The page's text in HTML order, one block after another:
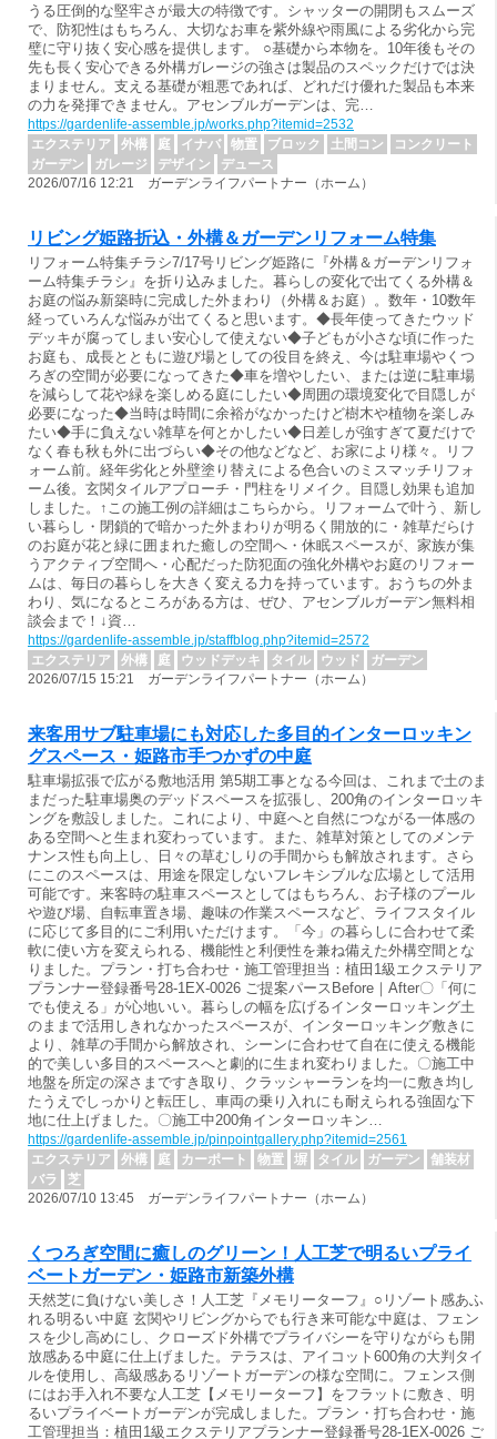
うる圧倒的な堅牢さが最大の特徴です。シャッターの開閉もスムーズ
で、防犯性はもちろん、大切なお車を紫外線や雨風による劣化から完
璧に守り抜く安心感を提供します。 ○基礎から本物を。10年後もその
先も長く安心できる外構ガレージの強さは製品のスペックだけでは決
まりません。支える基礎が粗悪であれば、どれだけ優れた製品も本来
の力を発揮できません。アセンブルガーデンは、完…
https://gardenlife-assemble.jp/works.php?itemid=2532
エクステリア
外構 庭 イナバ 物置 ブロック 土間コン
コンクリート
ガーデン
ガレージ デザイン
デュース
2026/07/16 12:21 ガーデンライフパートナー（ホーム）
リビング姫路折込・外構＆ガーデンリフォーム特集
リフォーム特集チラシ7/17号リビング姫路に『外構＆ガーデンリフォ
ーム特集チラシ』を折り込みました。暮らしの変化で出てくる外構＆
お庭の悩み新築時に完成した外まわり（外構＆お庭）。数年・10数年
経っていろんな悩みが出てくると思います。◆長年使ってきたウッド
デッキが腐ってしまい安心して使えない◆子どもが小さな頃に作った
お庭も、成長とともに遊び場としての役目を終え、今は駐車場やくつ
ろぎの空間が必要になってきた◆車を増やしたい、または逆に駐車場
を減らして花や緑を楽しめる庭にしたい◆周囲の環境変化で目隠しが
必要になった◆当時は時間に余裕がなかったけど樹木や植物を楽しみ
たい◆手に負えない雑草を何とかしたい◆日差しが強すぎて夏だけで
なく春も秋も外に出づらい◆その他などなど、お家により様々。リフ
ォーム前。経年劣化と外壁塗り替えによる色合いのミスマッチリフォ
ーム後。玄関タイルアプローチ・門柱をリメイク。目隠し効果も追加
しました。↑この施工例の詳細はこちらから。リフォームで叶う、新し
い暮らし・閉鎖的で暗かった外まわりが明るく開放的に・雑草だらけ
のお庭が花と緑に囲まれた癒しの空間へ・休眠スペースが、家族が集
うアクティブ空間へ・心配だった防犯面の強化外構やお庭のリフォー
ムは、毎日の暮らしを大きく変える力を持っています。おうちの外ま
わり、気になるところがある方は、ぜひ、アセンブルガーデン無料相
談会まで！↓資…
https://gardenlife-assemble.jp/staffblog.php?itemid=2572
エクステリア
外構 庭 ウッドデッキ タイル ウッド
ガーデン
2026/07/15 15:21 ガーデンライフパートナー（ホーム）
来客用サブ駐車場にも対応した多目的インターロッキン
グスペース・姫路市手つかずの中庭
駐車場拡張で広がる敷地活用 第5期工事となる今回は、これまで土のま
まだった駐車場奥のデッドスペースを拡張し、200角のインターロッキ
ングを敷設しました。これにより、中庭へと自然につながる一体感の
ある空間へと生まれ変わっています。また、雑草対策としてのメンテ
ナンス性も向上し、日々の草むしりの手間からも解放されます。さら
にこのスペースは、用途を限定しないフレキシブルな広場として活用
可能です。来客時の駐車スペースとしてはもちろん、お子様のプール
や遊び場、自転車置き場、趣味の作業スペースなど、ライフスタイル
に応じて多目的にご利用いただけます。「今」の暮らしに合わせて柔
軟に使い方を変えられる、機能性と利便性を兼ね備えた外構空間とな
りました。プラン・打ち合わせ・施工管理担当：植田1級エクステリア
プランナー登録番号28-1EX-0026 ご提案パースBefore｜After〇「何に
でも使える」が心地いい。暮らしの幅を広げるインターロッキング土
のままで活用しきれなかったスペースが、インターロッキング敷きに
より、雑草の手間から解放され、シーンに合わせて自在に使える機能
的で美しい多目的スペースへと劇的に生まれ変わりました。〇施工中
地盤を所定の深さまですき取り、クラッシャーランを均一に敷き均し
たうえでしっかりと転圧し、車両の乗り入れにも耐えられる強固な下
地に仕上げました。〇施工中200角インターロッキン…
https://gardenlife-assemble.jp/pinpointgallery.php?itemid=2561
エクステリア
外構 庭 カーポート 物置 塀 タイル ガーデン
舗装材
バラ
芝
2026/07/10 13:45 ガーデンライフパートナー（ホーム）
くつろぎ空間に癒しのグリーン！人工芝で明るいプライ
ベートガーデン・姫路市新築外構
天然芝に負けない美しさ！人工芝『メモリーターフ』○リゾート感あふ
れる明るい中庭 玄関やリビングからでも行き来可能な中庭は、フェン
スを少し高めにし、クローズド外構でプライバシーを守りながらも開
放感ある中庭に仕上げました。テラスは、アイコット600角の大判タイ
ルを使用し、高級感あるリゾートガーデンの様な空間に。フェンス側
にはお手入れ不要な人工芝【メモリーターフ】をフラットに敷き、明
るいプライベートガーデンが完成しました。プラン・打ち合わせ・施
工管理担当：植田1級エクステリアプランナー登録番号28-1EX-0026 ご